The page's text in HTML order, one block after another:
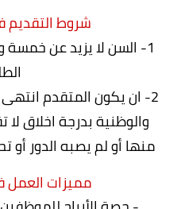
شروط
1- السن لا يزيد عن خمسة
2- ان يكون المتقدم
والوظنية بدرجة اخلاق
منها أو لم يصبه الدور
مميزات العمل